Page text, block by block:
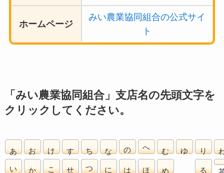
ホームページ
みい農業協同組合の公式サイ
ト
「みい農業協同組合」支店名の先頭文字を
クリックしてください。
あ
い
お
か
け
こ
す
せ
ち
つ
な
に
の
は
へ
ほ
む
め
ゆ り
る